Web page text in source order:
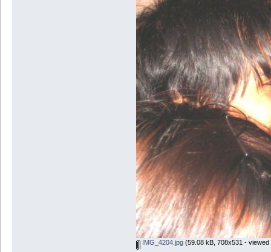
IMG_4204.jpg(59.08 kB, 708x531 - viewed